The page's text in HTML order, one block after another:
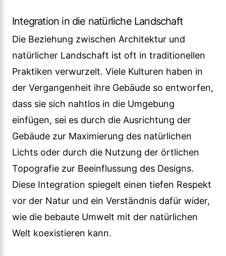
Integration in die natürliche Landschaft
Die Beziehung zwischen Architektur und
natürlicher Landschaft ist oft in traditionellen
Praktiken verwurzelt. Viele Kulturen haben in
der Vergangenheit ihre Gebäude so entworfen,
dass sie sich nahtlos in die Umgebung
einfügen, sei es durch die Ausrichtung der
Gebäude zur Maximierung des natürlichen
Lichts oder durch die Nutzung der örtlichen
Topografie zur Beeinflussung des Designs.
Diese Integration spiegelt einen tiefen Respekt
vor der Natur und ein Verständnis dafür wider,
wie die bebaute Umwelt mit der natürlichen
Welt koexistieren kann.